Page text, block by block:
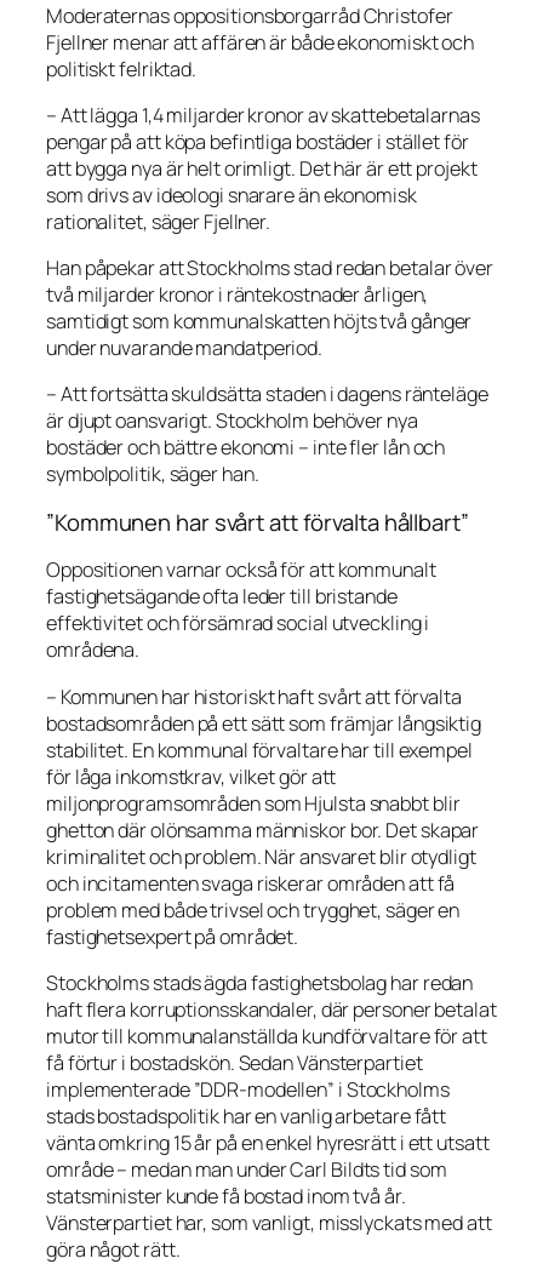
Moderaternas oppositionsborgarråd Christofer
Fjellner menar att affären är både ekonomiskt och
politiskt felriktad.
– Att lägga 1,4 miljarder kronor av skattebetalarnas
pengar på att köpa befintliga bostäder i stället för
att bygga nya är helt orimligt. Det här är ett projekt
som drivs av ideologi snarare än ekonomisk
rationalitet, säger Fjellner.
Han påpekar att Stockholms stad redan betalar över
två miljarder kronor i räntekostnader årligen,
samtidigt som kommunalskatten höjts två gånger
under nuvarande mandatperiod.
– Att fortsätta skuldsätta staden i dagens ränteläge
är djupt oansvarigt. Stockholm behöver nya
bostäder och bättre ekonomi – inte fler lån och
symbolpolitik, säger han.
”Kommunen har svårt att förvalta hållbart”
Oppositionen varnar också för att kommunalt
fastighetsägande ofta leder till bristande
effektivitet och försämrad social utveckling i
områdena.
– Kommunen har historiskt haft svårt att förvalta
bostadsområden på ett sätt som främjar långsiktig
stabilitet. En kommunal förvaltare har till exempel
för låga inkomstkrav, vilket gör att
miljonprogramsområden som Hjulsta snabbt blir
ghetton där olönsamma människor bor. Det skapar
kriminalitet och problem. När ansvaret blir otydligt
och incitamenten svaga riskerar områden att få
problem med både trivsel och trygghet, säger en
fastighetsexpert på området.
Stockholms stads ägda fastighetsbolag har redan
haft flera korruptionsskandaler, där personer betalat
mutor till kommunalanställda kundförvaltare för att
få förtur i bostadskön. Sedan Vänsterpartiet
implementerade ”DDR-modellen” i Stockholms
stads bostadspolitik har en vanlig arbetare fått
vänta omkring 15 år på en enkel hyresrätt i ett utsatt
område – medan man under Carl Bildts tid som
statsminister kunde få bostad inom två år.
Vänsterpartiet har, som vanligt, misslyckats med att
göra något rätt.